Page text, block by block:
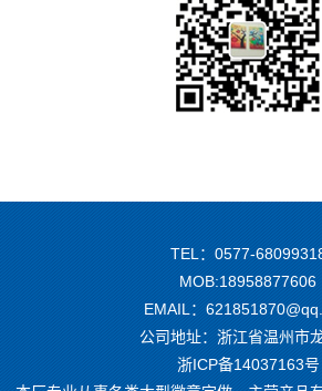
TEL：0577-
MOB:18958877606
EMAIL：
公司地址：浙江省温州市
浙ICP备14037163号